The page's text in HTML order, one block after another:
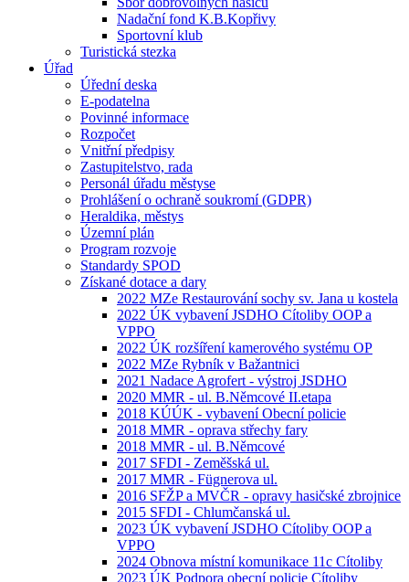
Nadační fond K.B.Kopřivy
Sportovní klub
Turistická stezka
Úřad
Úřední deska
E-podatelna
Povinné informace
Rozpočet
Vnitřní předpisy
Zastupitelstvo, rada
Personál úřadu městyse
Prohlášení o ochraně soukromí (GDPR)
Heraldika, městys
Územní plán
Program rozvoje
Standardy SPOD
Získané dotace a dary
2022 MZe Restaurování sochy sv. Jana u kostela
2022 ÚK vybavení JSDHO Cítoliby OOP a
VPPO
2022 ÚK rozšíření kamerového systému OP
2022 MZe Rybník v Bažantnici
2021 Nadace Agrofert - výstroj JSDHO
2020 MMR - ul. B.Němcové II.etapa
2018 KÚÚK - vybavení Obecní policie
2018 MMR - oprava střechy fary
2018 MMR - ul. B.Němcové
2017 SFDI - Zeměšská ul.
2017 MMR - Fügnerova ul.
2016 SFŽP a MVČR - opravy hasičské zbrojnice
2015 SFDI - Chlumčanská ul.
2023 ÚK vybavení JSDHO Cítoliby OOP a
VPPO
2024 Obnova místní komunikace 11c Cítoliby
2023 ÚK Podpora obecní policie Cítoliby